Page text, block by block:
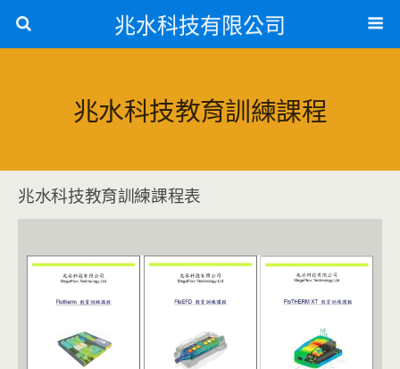
兆水科技有限公司
兆水科技教育訓練課程
兆水科技教育訓練課程表